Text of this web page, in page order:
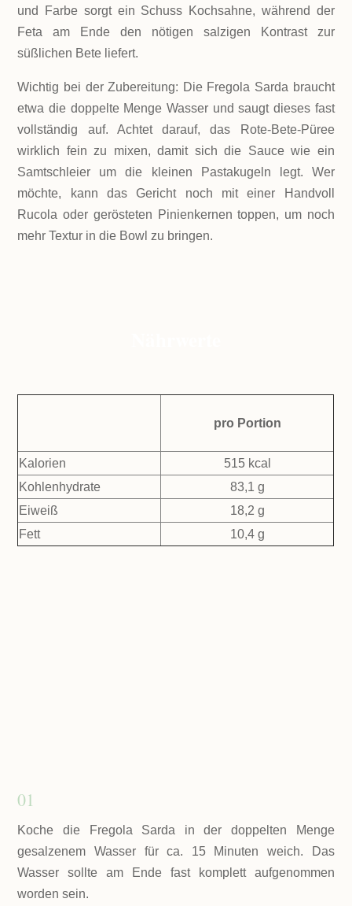
und Farbe sorgt ein Schuss Kochsahne, während der
Feta am Ende den nötigen salzigen Kontrast zur
süßlichen Bete liefert.
Wichtig bei der Zubereitung: Die Fregola Sarda braucht
etwa die doppelte Menge Wasser und saugt dieses fast
vollständig auf. Achtet darauf, das Rote-Bete-Püree
wirklich fein zu mixen, damit sich die Sauce wie ein
Samtschleier um die kleinen Pastakugeln legt. Wer
möchte, kann das Gericht noch mit einer Handvoll
Rucola oder gerösteten Pinienkernen toppen, um noch
mehr Textur in die Bowl zu bringen.
pro Portion
Kalorien
515 kcal
Kohlenhydrate
83,1 g
Eiweiß
18,2 g
Fett
10,4 g
01
Koche die Fregola Sarda in der doppelten Menge
gesalzenem Wasser für ca. 15 Minuten weich. Das
Wasser sollte am Ende fast komplett aufgenommen
worden sein.